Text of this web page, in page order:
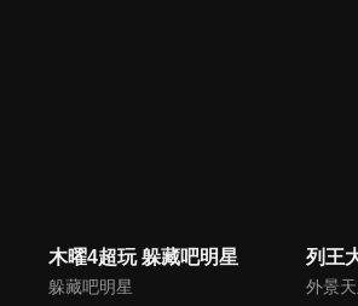
木曜4超玩 躲藏吧明星
躲藏吧明星
列王